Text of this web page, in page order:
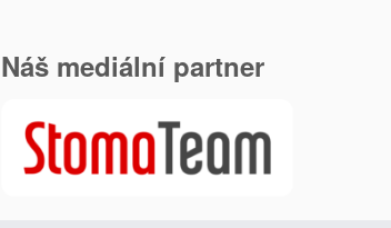
Náš mediální partner